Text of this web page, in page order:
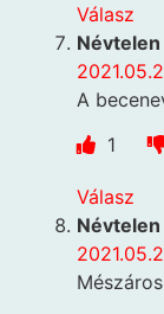
Válasz
Névtelen
A
1
Válasz
Névtelen